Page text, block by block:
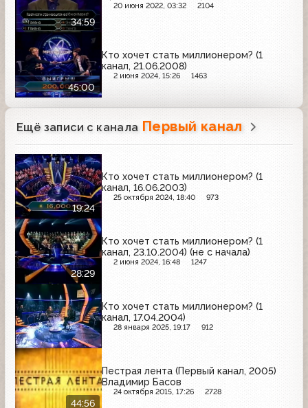
34:59
20 июня 2022, 03:32 2104
45:00
Кто хочет стать миллионером? (1
канал, 21.06.2008)
2 июня 2024, 15:26 1463
Ещё записи с канала Первый канал
19:24
Кто хочет стать миллионером? (1
канал, 16.06.2003)
25 октября 2024, 18:40 973
28:29
Кто хочет стать миллионером? (1
канал, 23.10.2004) (не с начала)
2 июня 2024, 16:48 1247
Кто хочет стать миллионером? (1
канал, 17.04.2004)
28 января 2025, 19:17 912
44:56
Пестрая лента (Первый канал, 2005)
Владимир Басов
24 октября 2015, 17:26 2728